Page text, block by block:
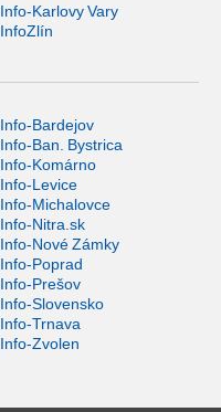
Info-Karlovy Vary
InfoZlín
Info-Bardejov
Info-Ban. Bystrica
Info-Komárno
Info-Levice
Info-Michalovce
Info-Nitra.sk
Info-Nové Zámky
Info-Poprad
Info-Prešov
Info-Slovensko
Info-Trnava
Info-Zvolen